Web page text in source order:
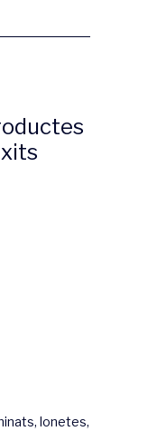
lonetes,